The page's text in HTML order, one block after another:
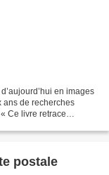
en images
ans de recherches
Ce livre retrace
postale